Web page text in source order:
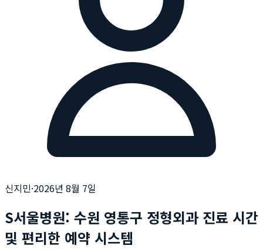
신지민·2026년 8월 7일
S서울병원: 수원 영통구 정형외과 진료 시간
및 편리한 예약 시스템